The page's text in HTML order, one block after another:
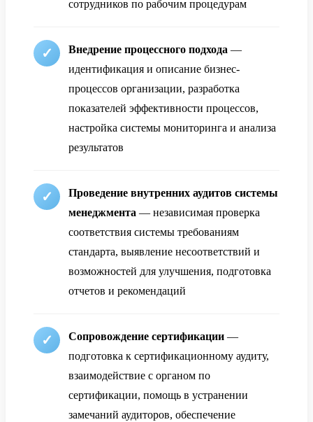
сотрудников по рабочим процедурам
Внедрение процессного подхода —
идентификация и описание бизнес-
процессов организации, разработка
показателей эффективности процессов,
настройка системы мониторинга и анализа
результатов
Проведение внутренних аудитов системы
менеджмента — независимая проверка
соответствия системы требованиям
стандарта, выявление несоответствий и
возможностей для улучшения, подготовка
отчетов и рекомендаций
Сопровождение сертификации —
подготовка к сертификационному аудиту,
взаимодействие с органом по
сертификации, помощь в устранении
замечаний аудиторов, обеспечение